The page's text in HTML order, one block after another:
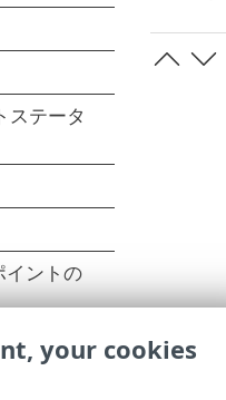
your cookies